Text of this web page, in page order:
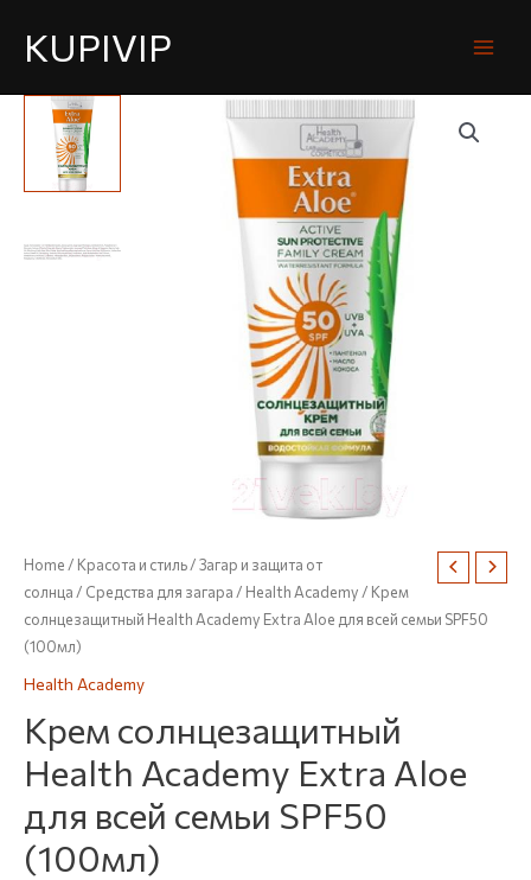
KUPIVIP
Home/ Красота и стиль/Загар и защита от
солнца/ Средства для загара/ Health Academy/ Крем
солнцезащитный Health Academy Extra Aloe для всей семьи SPF50
(100мл)
Health Academy
Крем солнцезащитный
Health Academy Extra Aloe
для всей семьи SPF50
(100мл)